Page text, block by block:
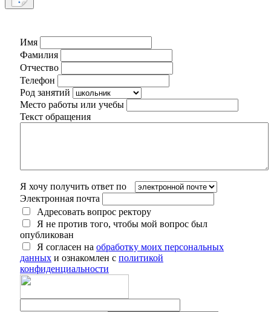
Имя
Фамилия
Отчество
Телефон
Род занятий
Место работы или учебы
Текст обращения
Я хочу получить ответ по
Электронная почта
Адресовать вопрос ректору
Я не против того, чтобы мой вопрос был
опубликован
Я согласен на обработку моих персональных
данных и ознакомлен с политикой
конфиденциальности